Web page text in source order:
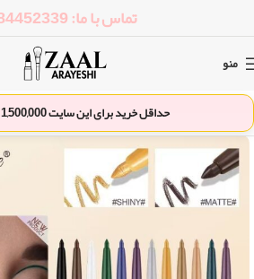
تماس با ما: 09184452339
منو
حداقل خرید برای این سایت1,500,000